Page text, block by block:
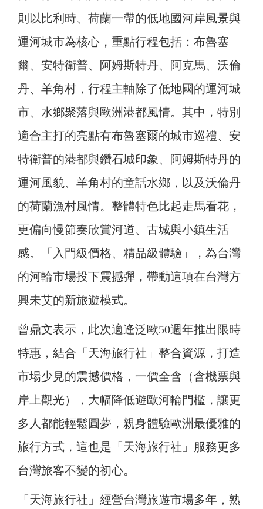
則以比利時、荷蘭一帶的低地國河岸風景與
運河城市為核心，重點行程包括：布魯塞
爾、安特衛普、阿姆斯特丹、阿克馬、沃倫
丹、羊角村，行程主軸除了低地國的運河城
市、水鄉聚落與歐洲港都風情。其中，特別
適合主打的亮點有布魯塞爾的城市巡禮、安
特衛普的港都與鑽石城印象、阿姆斯特丹的
運河風貌、羊角村的童話水鄉，以及沃倫丹
的荷蘭漁村風情。整體特色比起走馬看花，
更偏向慢節奏欣賞河道、古城與小鎮生活
感。「入門級價格、精品級體驗」，為台灣
的河輪市場投下震撼彈，帶動這項在台灣方
興未艾的新旅遊模式。
曾鼎文表示，此次適逢泛歐50週年推出限時
特惠，結合「天海旅行社」整合資源，打造
市場少見的震撼價格，一價全含（含機票與
岸上觀光），大幅降低遊歐河輪門檻，讓更
多人都能輕鬆圓夢，親身體驗歐洲最優雅的
旅行方式，這也是「天海旅行社」服務更多
台灣旅客不變的初心。
「天海旅行社」經營台灣旅遊市場多年，熟